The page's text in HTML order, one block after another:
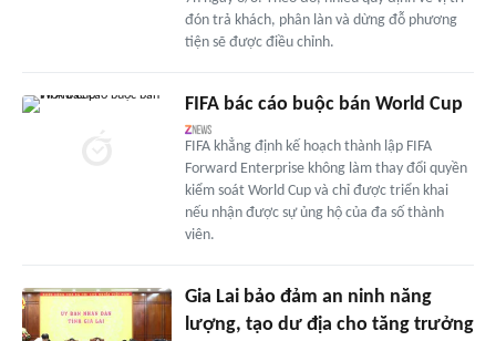
đón trả khách, phân làn và dừng đỗ phương
tiện sẽ được điều chỉnh.
FIFA bác cáo buộc bán World Cup
FIFA khẳng định kế hoạch thành lập FIFA
Forward Enterprise không làm thay đổi quyền
kiểm soát World Cup và chỉ được triển khai
nếu nhận được sự ủng hộ của đa số thành
viên.
Gia Lai bảo đảm an ninh năng
lượng, tạo dư địa cho tăng trưởng